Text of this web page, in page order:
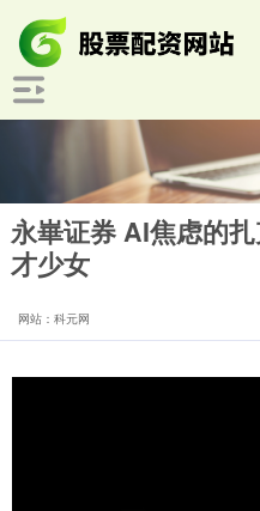
永崋证券 AI焦虑的
才少女
网站：科元网